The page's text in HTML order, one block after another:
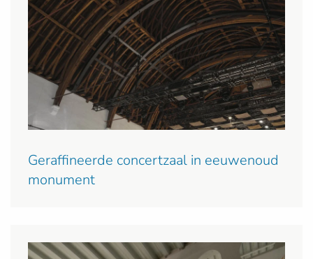
Geraffineerde concertzaal in eeuwenoud
monument